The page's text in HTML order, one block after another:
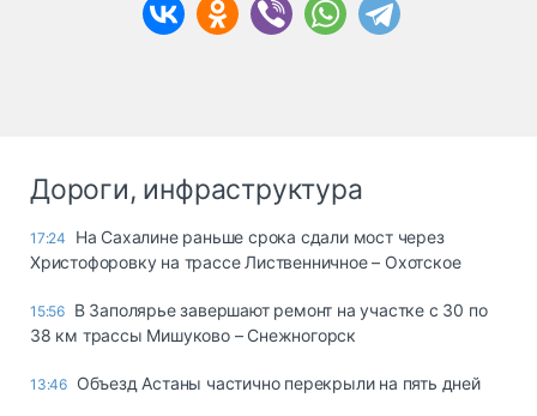
Дороги, инфраструктура
17:24
На Сахалине раньше срока сдали мост через
Христофоровку на трассе Лиственничное – Охотское
15:56 В Заполярье завершают ремонт на участке с 30 по
38 км трассы Мишуково – Снежногорск
13:46 Объезд Астаны частично перекрыли на пять дней